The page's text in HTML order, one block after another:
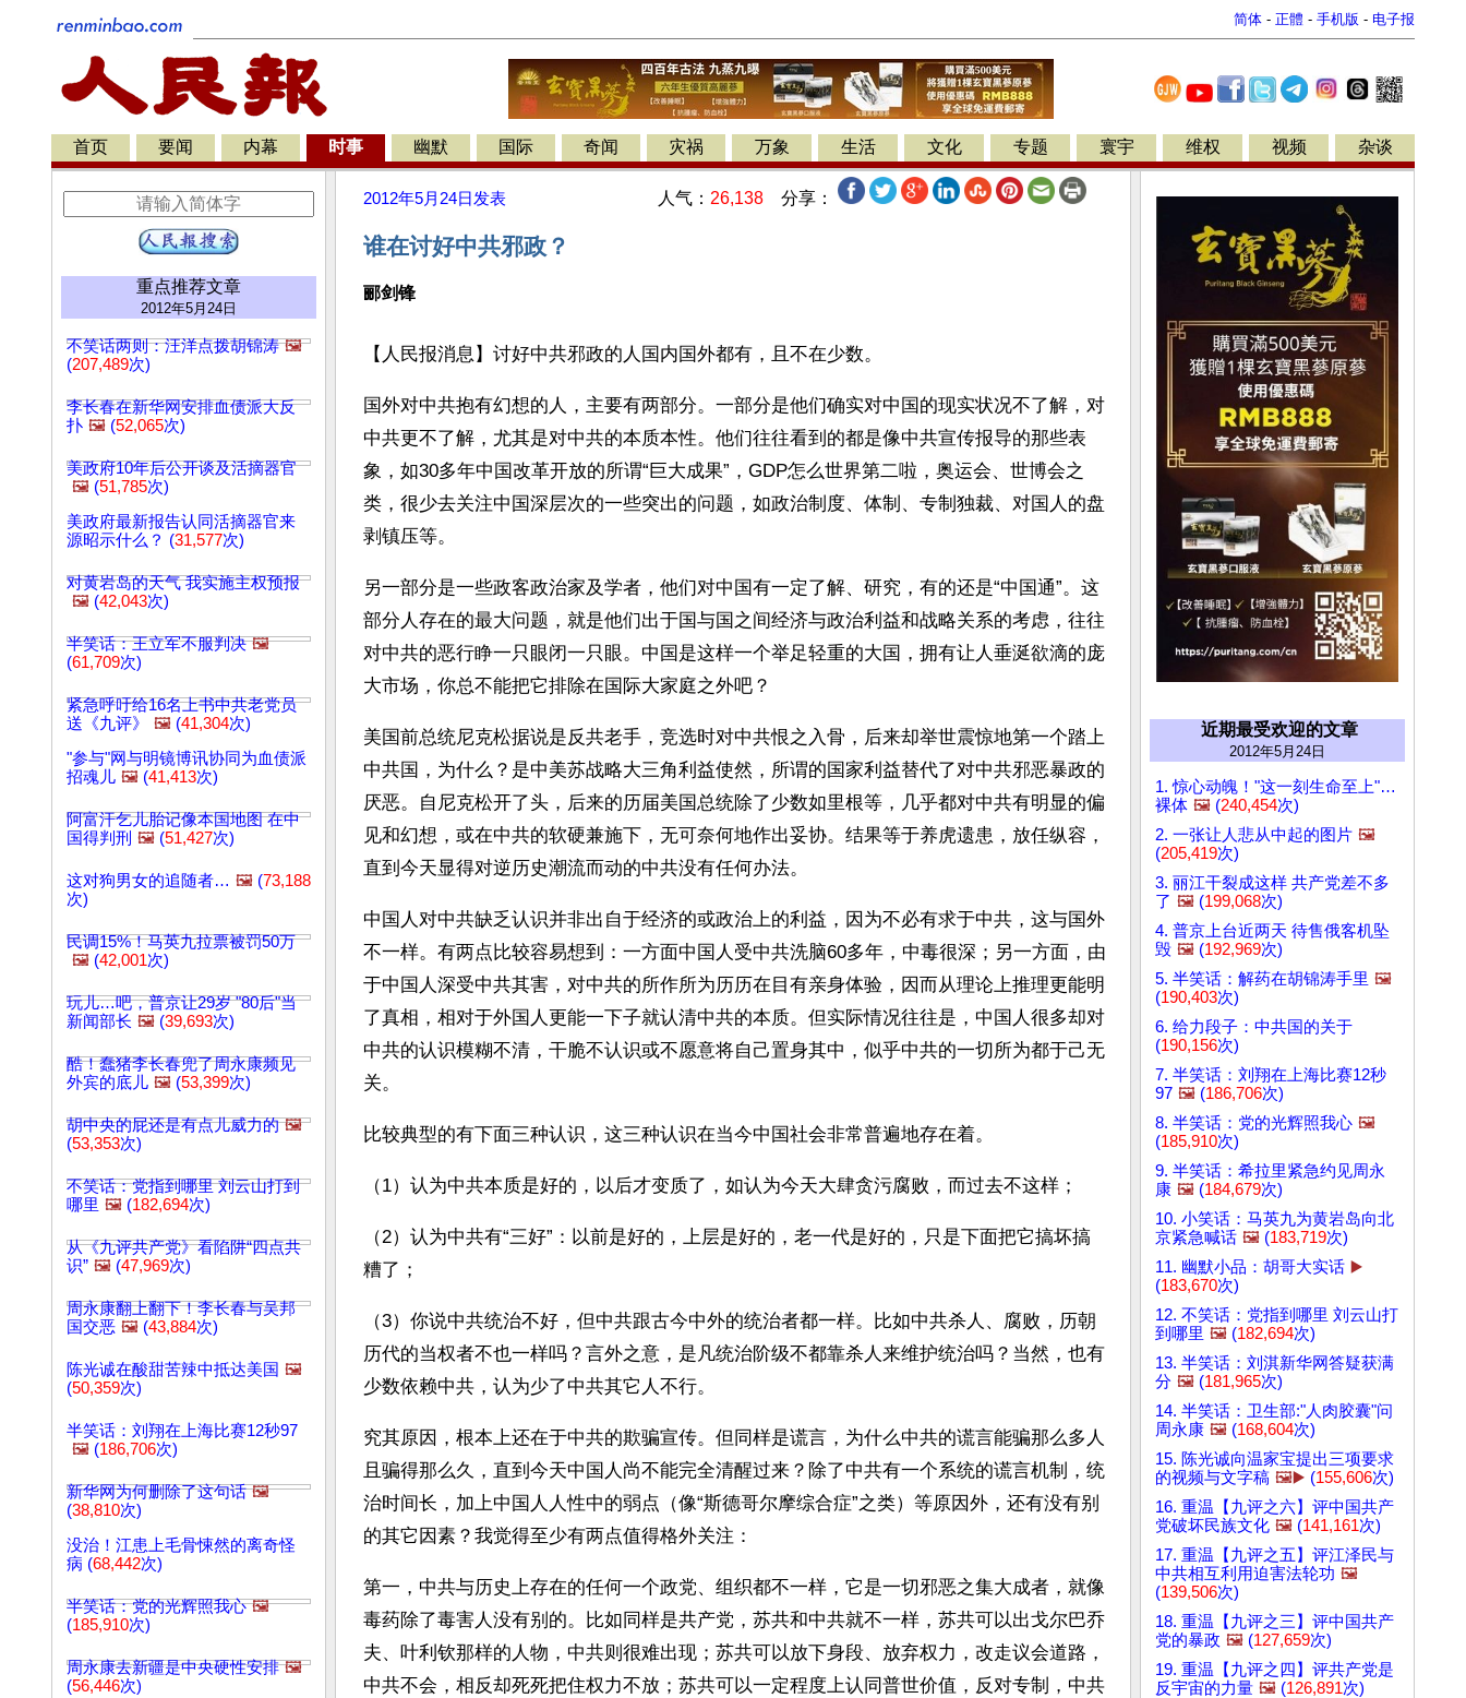
简体 - 正體 - 手机版 - 电子报
首页 要闻 内幕 时事 幽默 国际 奇闻 灾祸 万象 生活 文化 专题 寰宇 维权 视频 杂谈
重点推荐文章
2012年5月24日
不笑话两则：汪洋点拨胡锦涛 🖼️
(207,489次)
李长春在新华网安排血债派大反
扑 🖼️ (52,065次)
美政府10年后公开谈及活摘器官
🖼️ (51,785次)
美政府最新报告认同活摘器官来
源昭示什么？ (31,577次)
对黄岩岛的天气 我实施主权预报
🖼️ (42,043次)
半笑话：王立军不服判决 🖼️
(61,709次)
紧急呼吁给16名上书中共老党员
送《九评》
🖼️ (41,304次)
"参与"网与明镜博讯协同为血债派
招魂儿 🖼️ (41,413次)
阿富汗乞儿胎记像本国地图 在中
国得判刑 🖼️ (51,427次)
这对狗男女的追随者… 🖼️ (73,188
次)
民调15%！马英九拉票被罚50万
🖼️ (42,001次)
玩儿…吧，普京让29岁 "80后"当
新闻部长 🖼️ (39,693次)
酷！蠢猪李长春兜了周永康频见
外宾的底儿 🖼️ (53,399次)
胡中央的屁还是有点儿威力的 🖼️
(53,353次)
不笑话：党指到哪里 刘云山打到
哪里 🖼️ (182,694次)
从《九评共产党》看陷阱“四点共
识” 🖼️ (47,969次)
周永康翻上翻下！李长春与吴邦
国交恶 🖼️ (43,884次)
陈光诚在酸甜苦辣中抵达美国 🖼️
(50,359次)
半笑话：刘翔在上海比赛12秒97
🖼️ (186,706次)
新华网为何删除了这句话 🖼️
(38,810次)
没治！江患上毛骨悚然的离奇怪
病 (68,442次)
半笑话：党的光辉照我心 🖼️
(185,910次)
周永康去新疆是中央硬性安排 🖼️
(56,446次)
2012年5月24日 发表 人气： 26,138 分享：
谁在讨好中共邪政？
郦剑锋
【人民报消息】讨好中共邪政的人国内国外都有，且不在少数。
国外对中共抱有幻想的人，主要有两部分。一部分是他们确实对中国的现实状况不了解，对
中共更不了解，尤其是对中共的本质本性。他们往往看到的都是像中共宣传报导的那些表
象，如30多年中国改革开放的所谓“巨大成果”，GDP怎么世界第二啦，奥运会、世博会之
类，很少去关注中国深层次的一些突出的问题，如政治制度、体制、专制独裁、对国人的盘
剥镇压等。
另一部分是一些政客政治家及学者，他们对中国有一定了解、研究，有的还是“中国通”。这
部分人存在的最大问题，就是他们出于国与国之间经济与政治利益和战略关系的考虑，往往
对中共的恶行睁一只眼闭一只眼。中国是这样一个举足轻重的大国，拥有让人垂涎欲滴的庞
大市场，你总不能把它排除在国际大家庭之外吧？
美国前总统尼克松据说是反共老手，竞选时对中共恨之入骨，后来却举世震惊地第一个踏上
中共国，为什么？是中美苏战略大三角利益使然，所谓的国家利益替代了对中共邪恶暴政的
厌恶。自尼克松开了头，后来的历届美国总统除了少数如里根等，几乎都对中共有明显的偏
见和幻想，或在中共的软硬兼施下，无可奈何地作出妥协。结果等于养虎遗患，放任纵容，
直到今天显得对逆历史潮流而动的中共没有任何办法。
中国人对中共缺乏认识并非出自于经济的或政治上的利益，因为不必有求于中共，这与国外
不一样。有两点比较容易想到：一方面中国人受中共洗脑60多年，中毒很深；另一方面，由
于中国人深受中共其害，对中共的所作所为历历在目有亲身体验，因而从理论上推理更能明
了真相，相对于外国人更能一下子就认清中共的本质。但实际情况往往是，中国人很多却对
中共的认识模糊不清，干脆不认识或不愿意将自己置身其中，似乎中共的一切所为都于己无
关。
比较典型的有下面三种认识，这三种认识在当今中国社会非常普遍地存在着。
（1）认为中共本质是好的，以后才变质了，如认为今天大肆贪污腐败，而过去不这样；
（2）认为中共有“三好”：以前是好的，上层是好的，老一代是好的，只是下面把它搞坏搞
糟了；
（3）你说中共统治不好，但中共跟古今中外的统治者都一样。比如中共杀人、腐败，历朝
历代的当权者不也一样吗？言外之意，是凡统治阶级不都靠杀人来维护统治吗？当然，也有
少数依赖中共，认为少了中共其它人不行。
究其原因，根本上还在于中共的欺骗宣传。但同样是谎言，为什么中共的谎言能骗那么多人
且骗得那么久，直到今天中国人尚不能完全清醒过来？除了中共有一个系统的谎言机制，统
治时间长，加上中国人人性中的弱点（像“斯德哥尔摩综合症”之类）等原因外，还有没有别
的其它因素？我觉得至少有两点值得格外关注：
第一，中共与历史上存在的任何一个政党、组织都不一样，它是一切邪恶之集大成者，就像
毒药除了毒害人没有别的。比如同样是共产党，苏共和中共就不一样，苏共可以出戈尔巴乔
夫、叶利钦那样的人物，中共则很难出现；苏共可以放下身段、放弃权力，改走议会道路，
中共不会，相反却死死把住权力不放；苏共可以一定程度上认同普世价值，反对专制，中共
近期最受欢迎的文章
2012年5月24日
1. 惊心动魄！"这一刻生命至上"…
裸体 🖼️ (240,454次)
2. 一张让人悲从中起的图片 🖼️
(205,419次)
3. 丽江干裂成这样 共产党差不多
了 🖼️ (199,068次)
4. 普京上台近两天 待售俄客机坠
毁 🖼️ (192,969次)
5. 半笑话：解药在胡锦涛手里 🖼️
(190,403次)
6. 给力段子：中共国的关于
(190,156次)
7. 半笑话：刘翔在上海比赛12秒
97 🖼️ (186,706次)
8. 半笑话：党的光辉照我心 🖼️
(185,910次)
9. 半笑话：希拉里紧急约见周永
康 🖼️ (184,679次)
10. 小笑话：马英九为黄岩岛向北
京紧急喊话 🖼️ (183,719次)
11. 幽默小品：胡哥大实话 ▶️
(183,670次)
12. 不笑话：党指到哪里 刘云山打
到哪里 🖼️ (182,694次)
13. 半笑话：刘淇新华网答疑获满
分 🖼️ (181,965次)
14. 半笑话：卫生部:"人肉胶囊"问
周永康 🖼️ (168,604次)
15. 陈光诚向温家宝提出三项要求
的视频与文字稿 🖼️▶️ (155,606次)
16. 重温【九评之六】评中国共产
党破坏民族文化 🖼️ (141,161次)
17. 重温【九评之五】评江泽民与
中共相互利用迫害法轮功 🖼️
(139,506次)
18. 重温【九评之三】评中国共产
党的暴政 🖼️ (127,659次)
19. 重温【九评之四】评共产党是
反宇宙的力量 🖼️ (126,891次)